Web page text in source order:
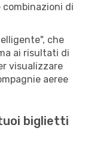
di
che
ai risultati di
visualizzare
aeree
biglietti